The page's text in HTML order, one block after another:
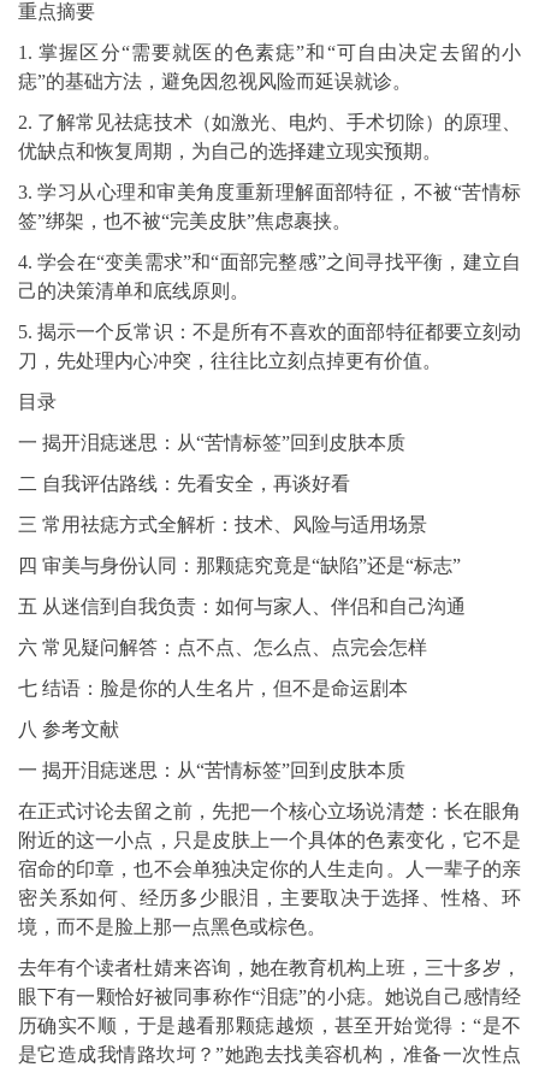
重点摘要
1. 掌握区分“需要就医的色素痣”和“可自由决定去留的小
痣”的基础方法，避免因忽视风险而延误就诊。
2. 了解常见祛痣技术（如激光、电灼、手术切除）的原理、
优缺点和恢复周期，为自己的选择建立现实预期。
3. 学习从心理和审美角度重新理解面部特征，不被“苦情标
签”绑架，也不被“完美皮肤”焦虑裹挟。
4. 学会在“变美需求”和“面部完整感”之间寻找平衡，建立自
己的决策清单和底线原则。
5. 揭示一个反常识：不是所有不喜欢的面部特征都要立刻动
刀，先处理内心冲突，往往比立刻点掉更有价值。
目录
一 揭开泪痣迷思：从“苦情标签”回到皮肤本质
二 自我评估路线：先看安全，再谈好看
三 常用祛痣方式全解析：技术、风险与适用场景
四 审美与身份认同：那颗痣究竟是“缺陷”还是“标志”
五 从迷信到自我负责：如何与家人、伴侣和自己沟通
六 常见疑问解答：点不点、怎么点、点完会怎样
七 结语：脸是你的人生名片，但不是命运剧本
八 参考文献
一 揭开泪痣迷思：从“苦情标签”回到皮肤本质
在正式讨论去留之前，先把一个核心立场说清楚：长在眼角
附近的这一小点，只是皮肤上一个具体的色素变化，它不是
宿命的印章，也不会单独决定你的人生走向。人一辈子的亲
密关系如何、经历多少眼泪，主要取决于选择、性格、环
境，而不是脸上那一点黑色或棕色。
去年有个读者杜婧来咨询，她在教育机构上班，三十多岁，
眼下有一颗恰好被同事称作“泪痣”的小痣。她说自己感情经
历确实不顺，于是越看那颗痣越烦，甚至开始觉得：“是不
是它造成我情路坎坷？”她跑去找美容机构，准备一次性点